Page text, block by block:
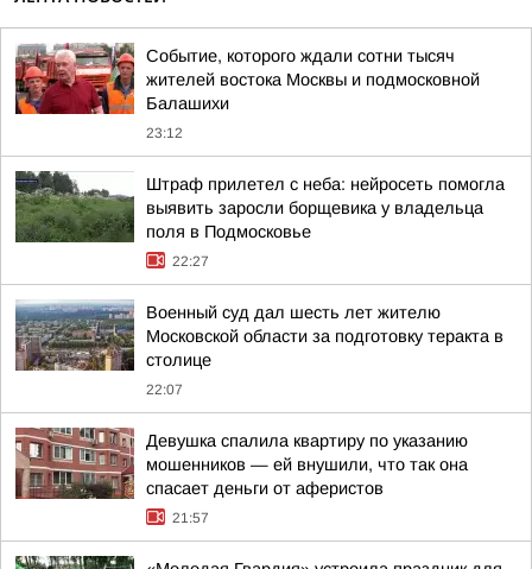
Событие, которого ждали сотни тысяч
жителей востока Москвы и подмосковной
Балашихи
23:12
Штраф прилетел с неба: нейросеть помогла
выявить заросли борщевика у владельца
поля в Подмосковье
22:27
Военный суд дал шесть лет жителю
Московской области за подготовку теракта в
столице
22:07
Девушка спалила квартиру по указанию
мошенников — ей внушили, что так она
спасает деньги от аферистов
21:57